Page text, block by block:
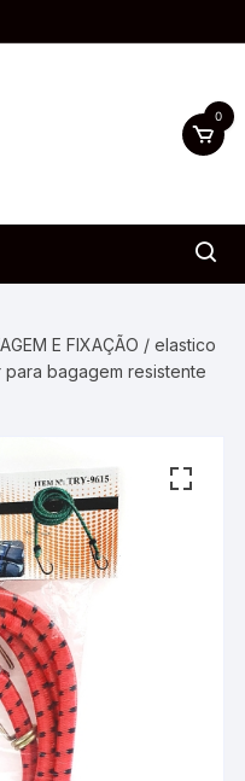
0
E FIXAÇÃO / elastico
bagagem resistente